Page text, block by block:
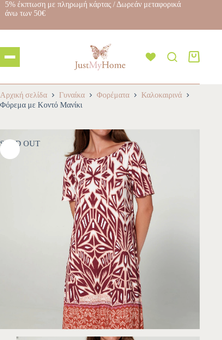
5% έκπτωση με πληρωμή κάρτας / Δωρεάν μεταφορικά
άνω των 50€
Αρχική σελίδα Γυναίκα Φορέματα
Καλοκαιρινά
Φόρεμα με Κοντό Μανίκι
SOLD OUT